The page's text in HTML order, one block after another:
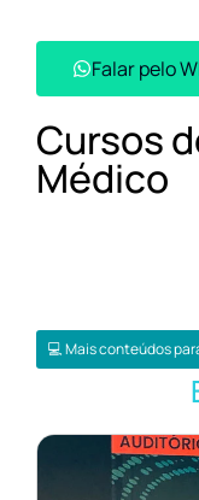
Falar pelo
Cursos
Médico
💻 Mais conteúdos